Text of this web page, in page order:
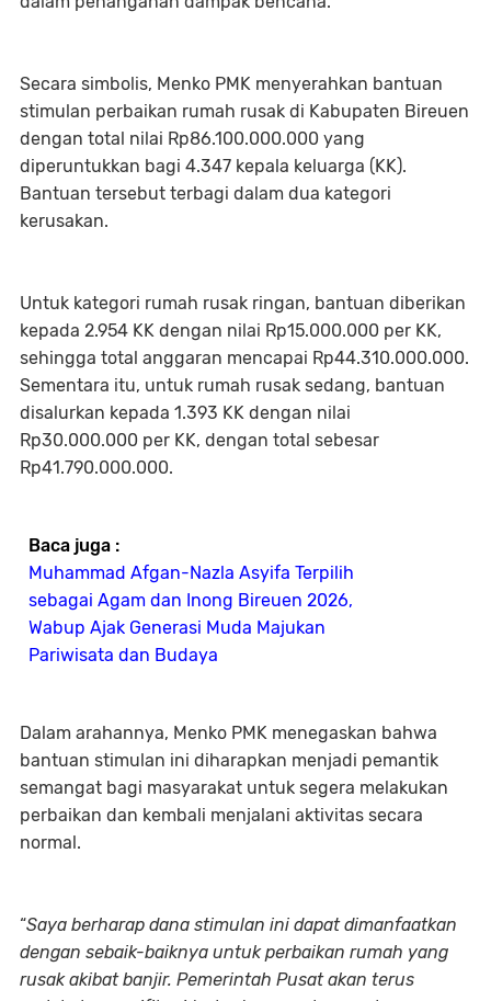
Secara simbolis, Menko PMK menyerahkan bantuan
stimulan perbaikan rumah rusak di Kabupaten Bireuen
dengan total nilai Rp86.100.000.000 yang
diperuntukkan bagi 4.347 kepala keluarga (KK).
Bantuan tersebut terbagi dalam dua kategori
kerusakan.
Untuk kategori rumah rusak ringan, bantuan diberikan
kepada 2.954 KK dengan nilai Rp15.000.000 per KK,
sehingga total anggaran mencapai Rp44.310.000.000.
Sementara itu, untuk rumah rusak sedang, bantuan
disalurkan kepada 1.393 KK dengan nilai
Rp30.000.000 per KK, dengan total sebesar
Rp41.790.000.000.
Baca juga :
Muhammad Afgan-Nazla Asyifa Terpilih
sebagai Agam dan Inong Bireuen 2026,
Wabup Ajak Generasi Muda Majukan
Pariwisata dan Budaya
Dalam arahannya, Menko PMK menegaskan bahwa
bantuan stimulan ini diharapkan menjadi pemantik
semangat bagi masyarakat untuk segera melakukan
perbaikan dan kembali menjalani aktivitas secara
normal.
“Saya berharap dana stimulan ini dapat dimanfaatkan
dengan sebaik-baiknya untuk perbaikan rumah yang
rusak akibat banjir. Pemerintah Pusat akan terus